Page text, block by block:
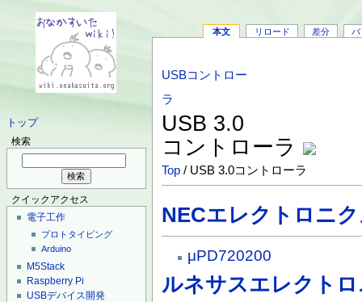
トップ
検索
クイックアクセス
電子工作
プロトタイピング
Arduino
M5Stack
Raspberry Pi
USBデバイス開発
本文 リロード 差分 バ
USBコントロー
ラ
USB 3.0
コントローラ
Top / USB 3.0コントローラ
NECエレクトロニ
μPD720200
ルネサスエレクト